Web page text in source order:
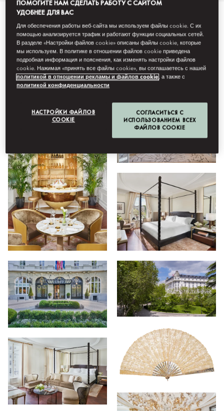
Все Бары и рестораны Пребывание Отель
Смотреть
ПОМОГИТЕ НАМ СДЕЛАТЬ РАБОТУ С САЙТОМ
УДОБНЕЕ ДЛЯ ВАС
Для обеспечения работы веб-сайта мы используем файлы cookie. С их
помощью анализируется трафик и работают функции социальных сетей.
В разделе «Настройки файлов cookie» описаны файлы cookie, которые
мы используем. В политике в отношении файлов cookie приведена
подробная информация и пояснения, как изменять настройки файлов
cookie. Нажимая «принять все файлы cookie», вы соглашаетесь с нашей
политикой в отношении рекламы и файлов cookie, а также с
политикой конфиденциальности
НАСТРОЙКИ ФАЙЛОВ
COOKIE
СОГЛАСИТЬСЯ С
ИСПОЛЬЗОВАНИЕМ ВСЕХ
ФАЙЛОВ COOKIE